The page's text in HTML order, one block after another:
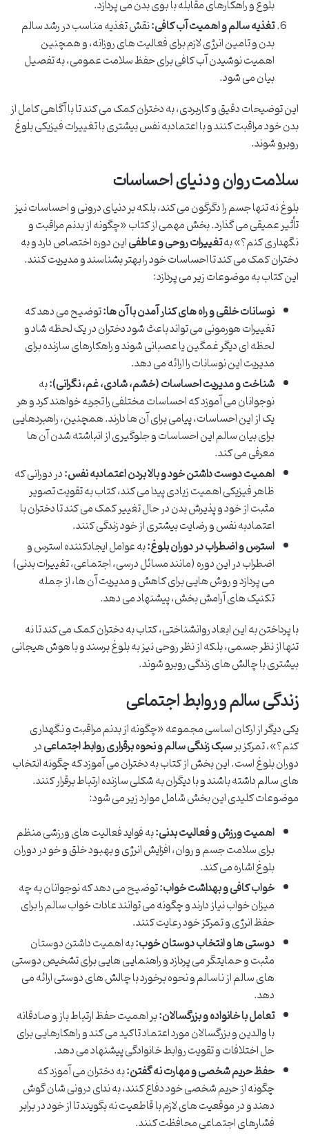
بلوغ و راهکارهای مقابله با بوی بدن می پردازد.
تغذیه سالم و اهمیت آب کافی:نقش تغذیه مناسب در رشد سالم
بدن و تامین انرژی لازم برای فعالیت های روزانه، و همچنین
اهمیت نوشیدن آب کافی برای حفظ سلامت عمومی، به تفصیل
بیان می شود.
این توضیحات دقیق و کاربردی، به دختران کمک می کند تا با آگاهی کامل از
بدن خود مراقبت کنند و با اعتمادبه نفس بیشتری با تغییرات فیزیکی بلوغ
روبرو شوند.
سلامت روان و دنیای احساسات
بلوغ نه تنها جسم را دگرگون می کند، بلکه بر دنیای درونی و احساسات نیز
تأثیر عمیقی می گذارد. بخش مهمی از کتاب «چگونه از بدنم مراقبت و
نگهداری کنم؟» بهتغییرات روحی و عاطفیاین دوره اختصاص دارد و به
دختران کمک می کند تا احساسات خود را بهتر بشناسند و مدیریت کنند.
این کتاب به موضوعات زیر می پردازد:
نوسانات خلقی و راه های کنار آمدن با آن ها:توضیح می دهد که
تغییرات هورمونی می تواند باعث شود دختران در یک لحظه شاد و
لحظه ای دیگر غمگین یا عصبانی شوند و راهکارهای سازنده برای
مدیریت این نوسانات را ارائه می دهد.
شناخت و مدیریت احساسات (خشم، شادی، غم، نگرانی):به
نوجوانان می آموزد که احساسات مختلفی را تجربه خواهند کرد و هر
یک از این احساسات، پیامی برای آن ها دارند. همچنین، راهبردهایی
برای بیان سالم این احساسات و جلوگیری از انباشته شدن آن ها
معرفی می کند.
اهمیت دوست داشتن خود و بالا بردن اعتمادبه نفس:در دورانی که
ظاهر فیزیکی اهمیت زیادی پیدا می کند، کتاب به تقویت تصویر
مثبت از خود و پذیرش بدن در حال تغییر کمک می کند تا دختران با
اعتمادبه نفس و رضایت بیشتری از خود زندگی کنند.
استرس و اضطراب در دوران بلوغ:به عوامل ایجادکننده استرس و
اضطراب در این دوره (مانند مسائل درسی، اجتماعی، تغییرات بدنی)
می پردازد و روش هایی برای کاهش و مدیریت آن ها، از جمله
تکنیک های آرامش بخش، پیشنهاد می دهد.
با پرداختن به این ابعاد روانشناختی، کتاب به دختران کمک می کند تا نه
تنها از نظر جسمی، بلکه از نظر روحی نیز به بلوغ برسند و با هوش هیجانی
بیشتری با چالش های زندگی روبرو شوند.
زندگی سالم و روابط اجتماعی
یکی دیگر از ارکان اساسی مجموعه «چگونه از بدنم مراقبت و نگهداری
کنم؟»، تمرکز برسبک زندگی سالم و نحوه برقراری روابط اجتماعیدر
دوران بلوغ است. این بخش از کتاب به دختران می آموزد که چگونه انتخاب
های سالم داشته باشند و با دیگران به شکلی سازنده ارتباط برقرار کنند.
موضوعات کلیدی این بخش شامل موارد زیر می شود:
اهمیت ورزش و فعالیت بدنی:به فواید فعالیت های ورزشی منظم
برای سلامت جسم و روان، افزایش انرژی و بهبود خلق و خو در دوران
بلوغ اشاره می کند.
خواب کافی و بهداشت خواب:توضیح می دهد که نوجوانان به چه
میزان خواب نیاز دارند و چگونه می توانند عادات خواب سالم را برای
حفظ انرژی و تمرکز خود رعایت کنند.
دوستی ها و انتخاب دوستان خوب:به اهمیت داشتن دوستان
مثبت و حمایتگر می پردازد و راهنمایی هایی برای تشخیص دوستی
های سالم از ناسالم و نحوه برخورد با چالش های دوستی ارائه می
دهد.
تعامل با خانواده و بزرگسالان:بر اهمیت حفظ ارتباط باز و صادقانه
با والدین و بزرگسالان مورد اعتماد تاکید می کند و راهکارهایی برای
حل اختلافات و تقویت روابط خانوادگی پیشنهاد می دهد.
حفظ حریم شخصی و مهارت نه گفتن:به دختران می آموزد که
چگونه از حریم شخصی خود دفاع کنند، به ندای درونی شان گوش
دهند و در موقعیت های لازم با قاطعیت نه بگویند تا از خود در برابر
فشارهای اجتماعی محافظت کنند.